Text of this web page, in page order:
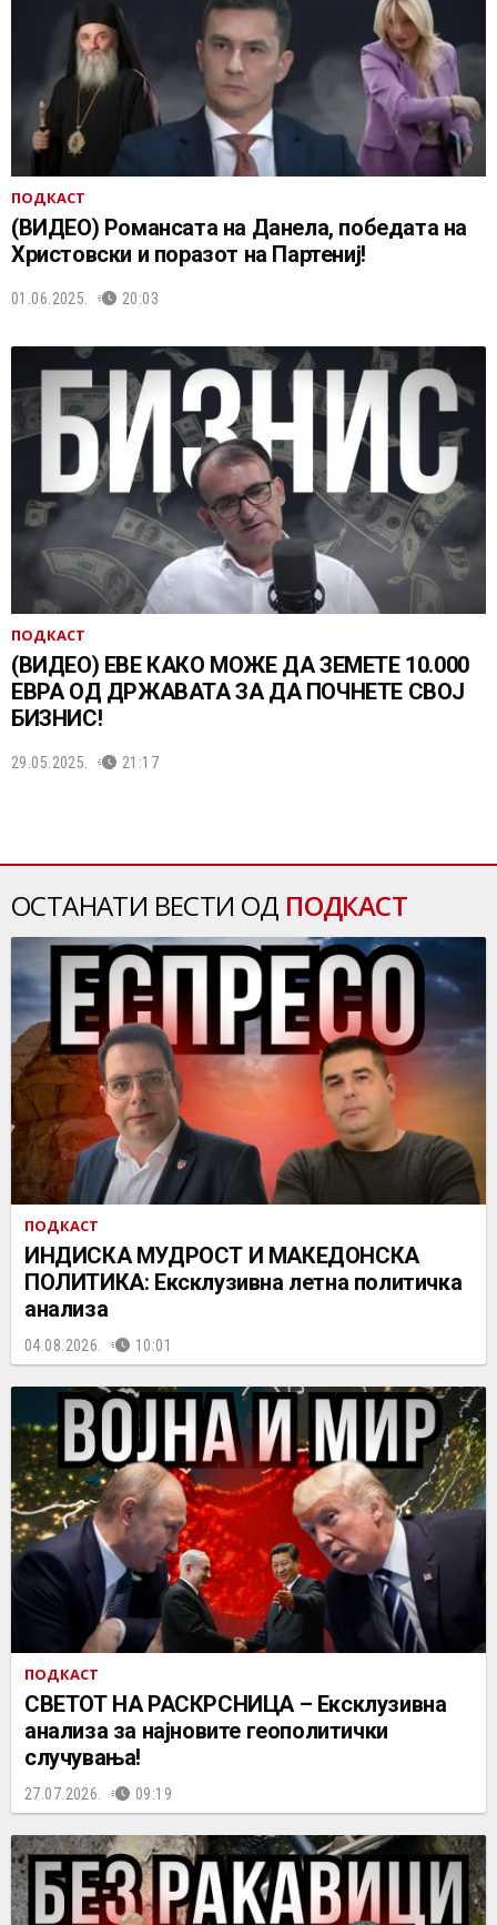
ПОДКАСТ
(ВИДЕО) Романсата на Данела, победата на
Христовски и поразот на Партениј!
01.06.2025. 20:03
ПОДКАСТ
(ВИДЕО) ЕВЕ КАКО МОЖЕ ДА ЗЕМЕТЕ 10.000
ЕВРА ОД ДРЖАВАТА ЗА ДА ПОЧНЕТЕ СВОЈ
БИЗНИС!
29.05.2025. 21:17
ОСТАНАТИ ВЕСТИ ОД ПОДКАСТ
ПОДКАСТ
ИНДИСКА МУДРОСТ И МАКЕДОНСКА
ПОЛИТИКА: Ексклузивна летна политичка
анализа
04.08.2026. 10:01
ПОДКАСТ
СВЕТОТ НА РАСКРСНИЦА – Ексклузивна
анализа за најновите геополитички
случувања!
27.07.2026. 09:19